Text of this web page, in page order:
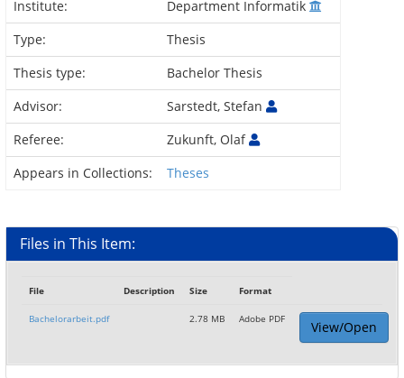
Institute:
Department Informatik
Type:
Thesis
Thesis type:
Bachelor Thesis
Advisor:
Sarstedt, Stefan
Referee:
Zukunft, Olaf
Appears in Collections:
Theses
Files in This Item:
File Description Size Format
Bachelorarbeit.pdf 2.78 MB Adobe PDF View/Open